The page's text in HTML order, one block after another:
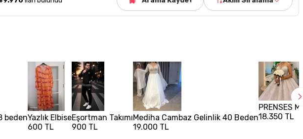
bedenYazlık Elbise
600 TL
Eşortman Takımı
900 TL
Mediha Cambaz Gelinlik 40 Beden
19.000 TL
PRENSES
18.350 TL